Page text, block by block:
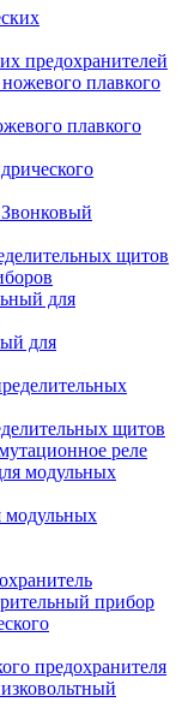
предохранителей
плавкого
Звонковый
щитов
для
щитов
реле
модульных
прибор
предохранителя